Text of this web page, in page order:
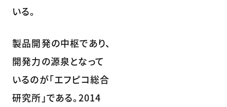
いる。
製品開発の中枢であり、
開発力の源泉となって
いるのが「エフピコ総合
研究所」である。2014